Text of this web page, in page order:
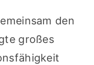
den
großes